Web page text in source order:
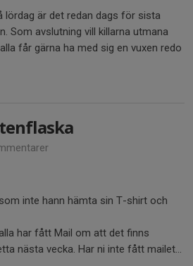
lördag är det redan dags för sista
Som avslutning vill killarna utmana
får gärna ha med sig en vuxen redo
inte hann hämta sin T-shirt och
har fått Mail om att det finns
nästa vecka. Har ni inte fått mailet...